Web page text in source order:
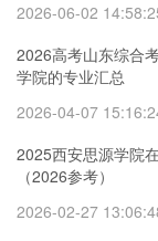
2026-06-02
2026高考山东综合
学院的专业汇总
2026-04-07
2025西安思源学院
（2026参考）
2026-02-27